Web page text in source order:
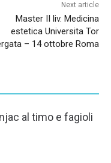
Next article
Master II liv. Medicina
estetica Universita Tor
– 14 ottobre Roma
al timo e fagioli